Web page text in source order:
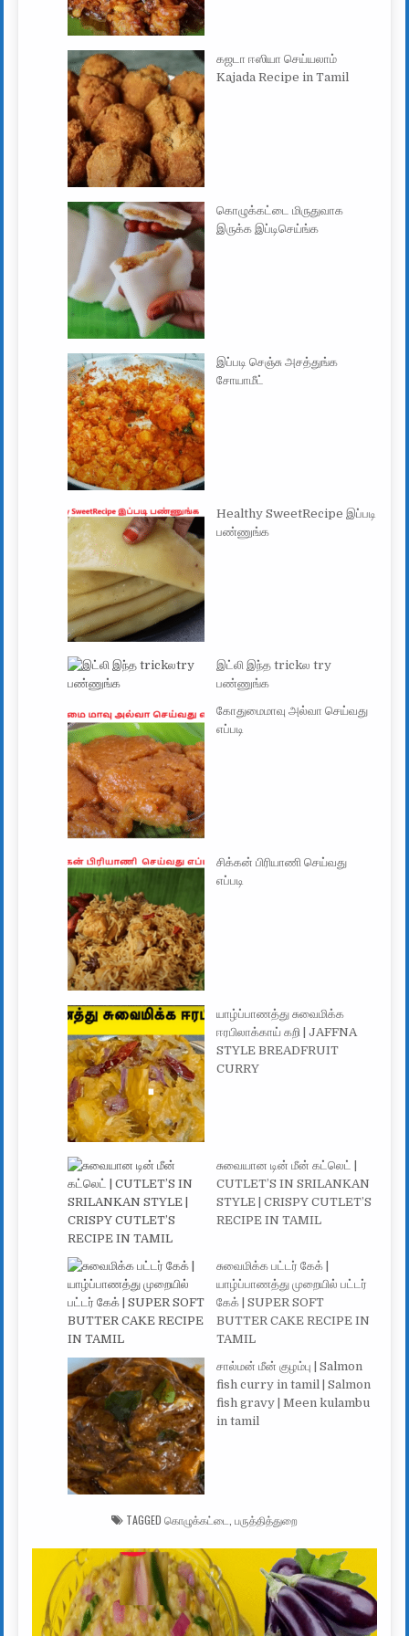
கஜடா ஈஸியா செய்யலாம்
Kajada Recipe in Tamil
கொழுக்கட்டை மிருதுவாக
இருக்க இப்டிசெய்ங்க
இப்படி செஞ்சு அசத்துங்க
சோயாமீட்
Healthy SweetRecipe இப்படி
பண்ணுங்க
இட்லி இந்த trickல try
பண்ணுங்க
கோதுமைமாவு அல்வா செய்வது
எப்படி
சிக்கன் பிரியாணி செய்வது
எப்படி
யாழ்ப்பாணத்து சுவைமிக்க
ஈரபிலாக்காய் கறி | JAFFNA
STYLE BREADFRUIT
CURRY
சுவையான டின் மீன் கட்லெட் |
CUTLET’S IN SRILANKAN
STYLE | CRISPY CUTLET’S
RECIPE IN TAMIL
சுவைமிக்க பட்டர் கேக் |
யாழ்ப்பாணத்து முறையில் பட்டர்
கேக் | SUPER SOFT
BUTTER CAKE RECIPE IN
TAMIL
சால்மன் மீன் குழம்பு | Salmon
fish curry in tamil | Salmon
fish gravy | Meen kulambu
in tamil
TAGGED கொழுக்கட்டை பருத்தித்துறை